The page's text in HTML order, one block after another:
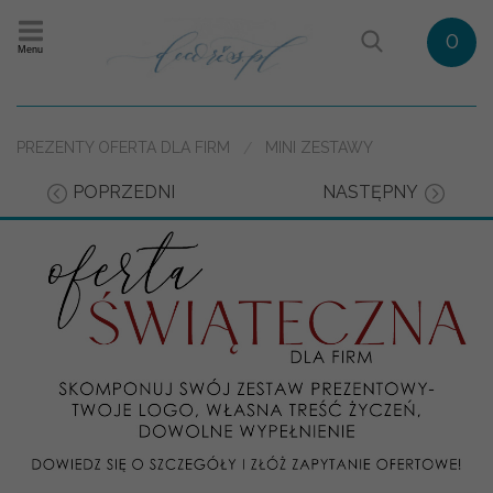
Menu 0
PREZENTY OFERTA DLA FIRM MINI ZESTAWY
POPRZEDNI NASTĘPNY